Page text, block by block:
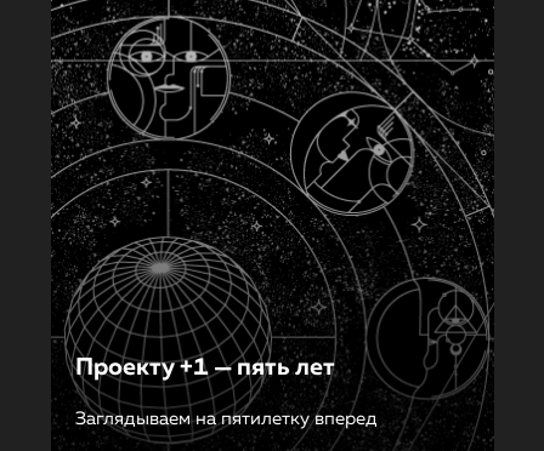
Проекту +1 — пять лет
Заглядываем на пятилетку вперед